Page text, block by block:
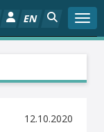
EN
12.10.2020